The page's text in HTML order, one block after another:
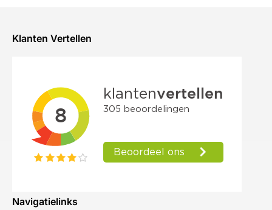
Klanten Vertellen
Navigatielinks